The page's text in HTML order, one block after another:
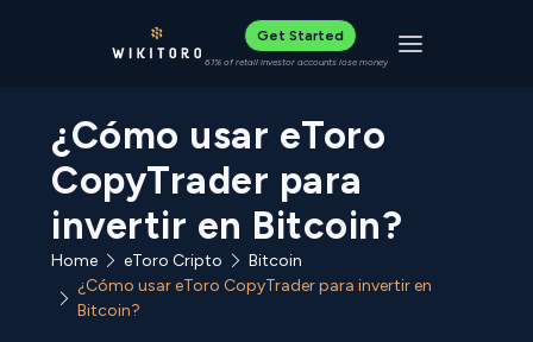
Get Started
61% of retail investor accounts lose money Toggle
¿Cómo usar eToro
CopyTrader para
invertir en Bitcoin?
Home eToro Cripto
Bitcoin
¿Cómo usar eToro CopyTrader para invertir en
Bitcoin?